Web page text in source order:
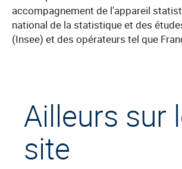
accompagnement de l'appareil
national de la statistique et des
(Insee) et des opérateurs tel que
Ailleurs sur
site